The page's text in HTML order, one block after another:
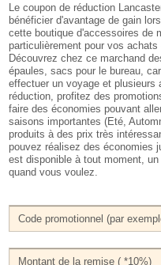
Le coupon de réduction
bénéficier d'avantage de gain
cette boutique d'accessoires de
particulièrement pour vos
Découvrez chez ce marchand
épaules, sacs pour le bureau,
effectuer un voyage et
réduction, profitez des
faire des économies pouvant
saisons importantes (Eté,
produits à des prix très
pouvez réalisez des économies
est disponible à tout moment,
quand vous voulez.